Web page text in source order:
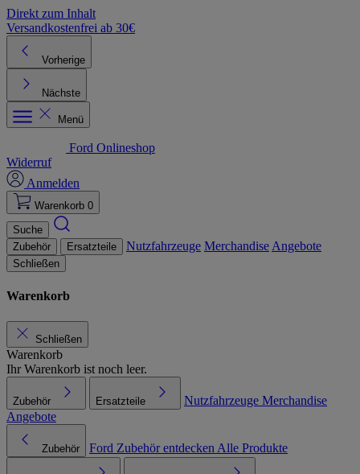
Direkt zum Inhalt
Versandkostenfrei ab 30€
Vorherige
Nächste
Menü
Ford Onlineshop
Widerruf
Anmelden
Warenkorb 0
Suche
Zubehör
Ersatzteile Nutzfahrzeuge Merchandise Angebote
Schließen
Warenkorb
Schließen
Warenkorb
Ihr Warenkorb ist noch leer.
Zubehör Ersatzteile Nutzfahrzeuge Merchandise
Angebote
Zubehör Ford Zubehör entdecken Alle Produkte